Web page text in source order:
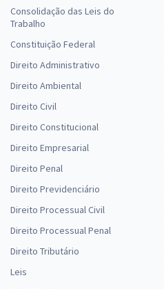
Consolidação das Leis do
Trabalho
Constituição Federal
Direito Administrativo
Direito Ambiental
Direito Civil
Direito Constitucional
Direito Empresarial
Direito Penal
Direito Previdenciário
Direito Processual Civil
Direito Processual Penal
Direito Tributário
Leis